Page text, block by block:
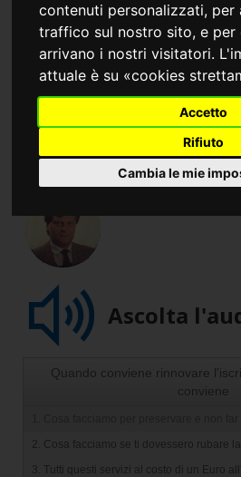
contenuti personalizzati, per
traffico sul nostro sito, e per
arrivano i nostri visitatori.
attuale è su «cookies
Accetto
Rifiuto
Cambia le mie
Quando
rinnovare
e quando no
Ascolta
Quando conviene rinnovare
conviene
2. Cosa facciamo se ti dovessero rubare la
3. Tutti questi servizi al costo di un Euro